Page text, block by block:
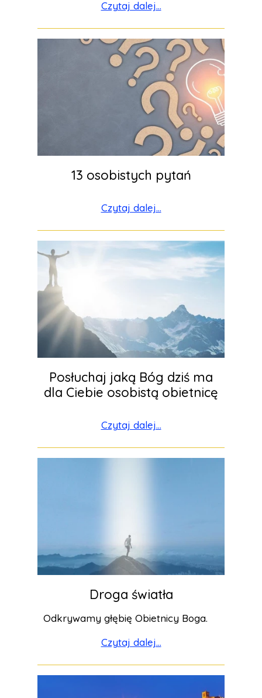
Czytaj dalej...
13 osobistych pytań
Czytaj dalej...
Posłuchaj jaką Bóg dziś ma
dla Ciebie osobistą obietnicę
Czytaj dalej...
Droga światła
Odkrywamy głębię Obietnicy Boga.
Czytaj dalej...